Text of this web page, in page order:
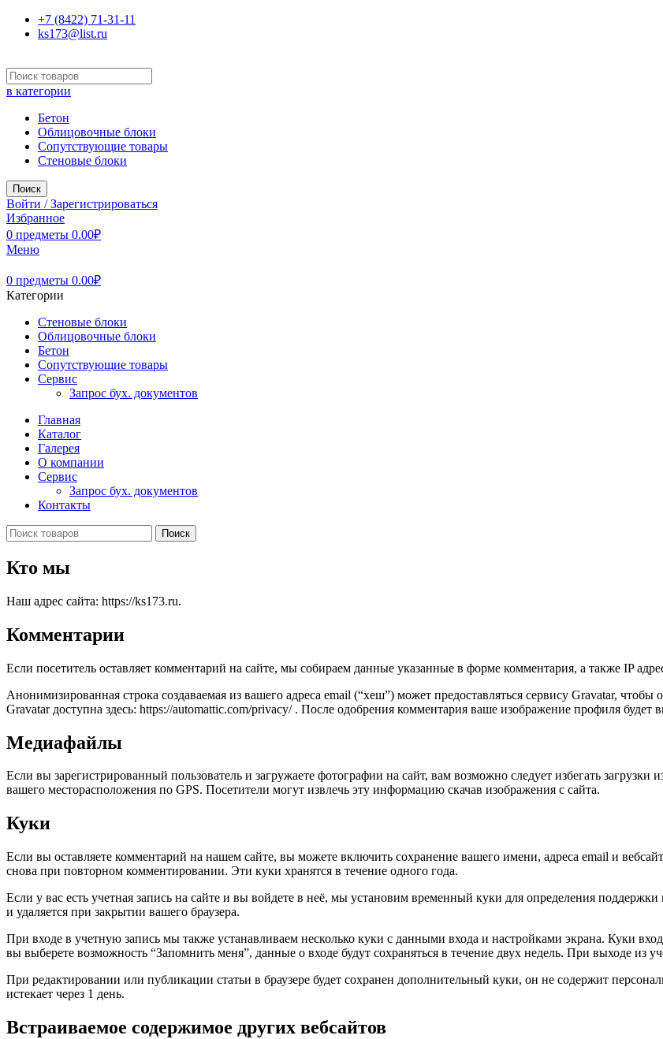
+7 (8422) 71-31-11
ks173@list.ru
в категории
Бетон
Облицовочные блоки
Сопутствующие товары
Стеновые блоки
Поиск
Войти / Зарегистрироваться
Избранное
0 предметы 0.00₽
Меню
0 предметы 0.00₽
Категории
Стеновые блоки
Облицовочные блоки
Бетон
Сопутствующие товары
Сервис
Запрос бух. документов
Главная
Каталог
Галерея
О компании
Сервис
Запрос бух. документов
Контакты
Поиск
Кто мы
Наш адрес сайта: https://ks173.ru.
Комментарии
Если посетитель оставляет комментарий на сайте, мы собираем данные указанные в форме комментария, а также IP
Анонимизированная строка создаваемая из вашего адреса email (“хеш”) может предоставляться сервису Gravatar,
Gravatar доступна здесь: https://automattic.com/privacy/ . После одобрения комментария ваше изображение профиля
Медиафайлы
Если вы зарегистрированный пользователь и загружаете фотографии на сайт, вам возможно следует избегать
вашего месторасположения по GPS. Посетители могут извлечь эту информацию скачав изображения с сайта.
Куки
Если вы оставляете комментарий на нашем сайте, вы можете включить сохранение вашего имени, адреса email и
снова при повторном комментировании. Эти куки хранятся в течение одного года.
Если у вас есть учетная запись на сайте и вы войдете в неё, мы установим временный куки для определения
и удаляется при закрытии вашего браузера.
При входе в учетную запись мы также устанавливаем несколько куки с данными входа и настройками экрана. Куки
вы выберете возможность “Запомнить меня”, данные о входе будут сохраняться в течение двух недель. При выходе из
При редактировании или публикации статьи в браузере будет сохранен дополнительный куки, он не содержит
истекает через 1 день.
Встраиваемое содержимое других вебсайтов